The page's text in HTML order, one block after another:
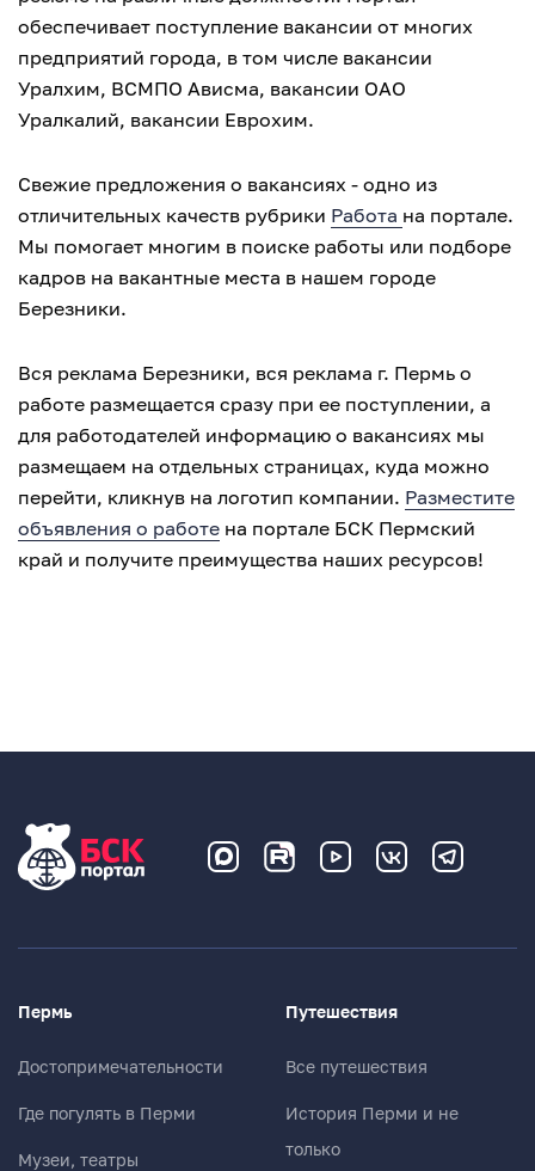
обеспечивает поступление вакансии от многих
предприятий города, в том числе вакансии
Уралхим, ВСМПО Ависма, вакансии ОАО
Уралкалий, вакансии Еврохим.
Свежие предложения о вакансиях - одно из
отличительных качеств рубрики Работа на портале.
Мы помогает многим в поиске работы или подборе
кадров на вакантные места в нашем городе
Березники.
Вся реклама Березники, вся реклама г. Пермь о
работе размещается сразу при ее поступлении, а
для работодателей информацию о вакансиях мы
размещаем на отдельных страницах, куда можно
перейти, кликнув на логотип компании. Разместите
объявления о работе на портале БСК Пермский
край и получите преимущества наших ресурсов!
Пермь
Достопримечательности
Где погулять в Перми
Музеи, театры
Путешествия
Все путешествия
История Перми и не
только